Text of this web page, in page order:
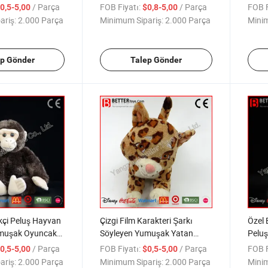
Hayvan
5,00/ Parça
2.000 Parça
Gönder
FOB Fiyatı: $0,8-5,00/ Parça
Minimum Sipariş:2.000 Parça
Talep Gönder
FOB
Peluş Hayvan
Oyuncak
5,00 / Parça
2.000 Parça
Çizgi Film Karakteri Şarkı
Söyleyen Yumuşak Yatan
Bebek Leopar Peluş Oyuncak
FOB Fiyatı: $0,5-5,00 / Parça
Minimum Sipariş:2.000 Parça
Özel
FOB